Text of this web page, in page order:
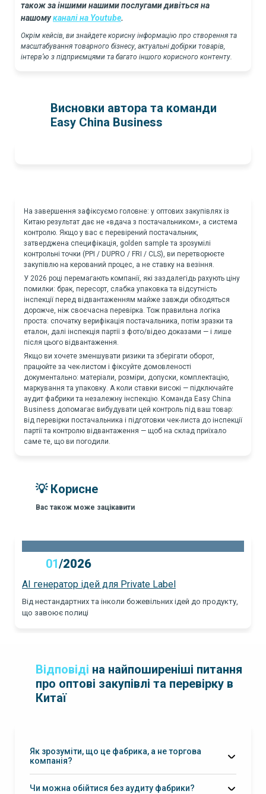
також за іншими нашими послугами дивіться на
нашомуканалі на Youtube.
Окрім кейсів, ви знайдете корисну інформацію про створення та
масштабування товарного бізнесу, актуальні добірки товарів,
інтерв’ю з підприємцями та багато іншого корисного контенту.
Висновки автора та команди
Easy China Business
На завершення зафіксуємо головне: у оптових закупівлях із
Китаю результат дає не «вдача з постачальником», а система
контролю. Якщо у вас є перевірений постачальник,
затверджена специфікація, golden sample та зрозумілі
контрольні точки (PPI / DUPRO / FRI / CLS), ви перетворюєте
закупівлю на керований процес, а не ставку на везіння.
У 2026 році перемагають компанії, які заздалегідь рахують ціну
помилки: брак, пересорт, слабка упаковка та відсутність
інспекції перед відвантаженням майже завжди обходяться
дорожче, ніж своєчасна перевірка. Тож правильна логіка
проста: спочатку верифікація постачальника, потім зразки та
еталон, далі інспекція партії з фото/відео доказами — і лише
після цього відвантаження.
Якщо ви хочете зменшувати ризики та зберігати оборот,
працюйте за чек-листом і фіксуйте домовленості
документально: матеріали, розміри, допуски, комплектацію,
маркування та упаковку. А коли ставки високі — підключайте
аудит фабрики та незалежну інспекцію. Команда Easy China
Business допомагає вибудувати цей контроль під ваш товар:
від перевірки постачальника і підготовки чек-листа до інспекції
партії та контролю відвантаження — щоб на склад приїхало
саме те, що ви погодили.
💡 Корисне
Вас також може зацікавити
01/2026
AI генератор ідей для Private Label
Від нестандартних та інколи божевільних ідей до продукту,
що завоює полиці
Відповіді на найпоширеніші питання
про оптові закупівлі та перевірку в
Китаї
Як зрозуміти, що це фабрика, а не торгова
компанія?
Чи можна обійтися без аудиту фабрики?